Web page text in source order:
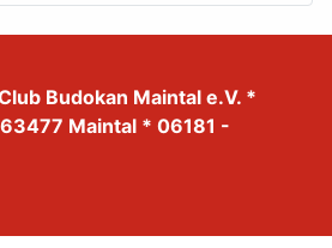
Budokan Maintal e.V. *
Maintal * 06181 -